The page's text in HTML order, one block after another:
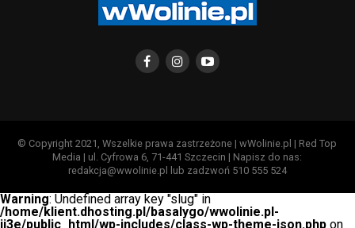
© Copyright 2021, Wszelkie prawa zastrzeżone | wWolinie.pl | Red Top
Media | ul. Cyfrowa 6, 71-441 Szczecin | Napisz do nas:
redakcja@wwolinie.pl lub zadzwoń 510 555 524
Warning: Undefined array key "slug" in
/home/klient.dhosting.pl/basalygo/wwolinie.pl-
ii3e/public_html/wp-includes/class-wp-theme-json.php on